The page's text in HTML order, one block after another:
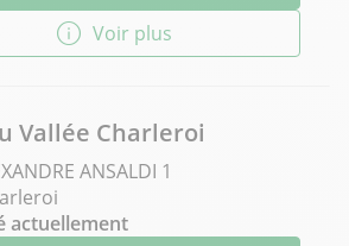
Voir plus
Vallée Charleroi
ANSALDI 1
actuellement